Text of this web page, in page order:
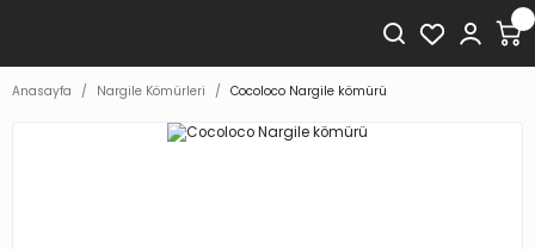
Anasayfa Nargile Kömürleri Cocoloco Nargile kömürü